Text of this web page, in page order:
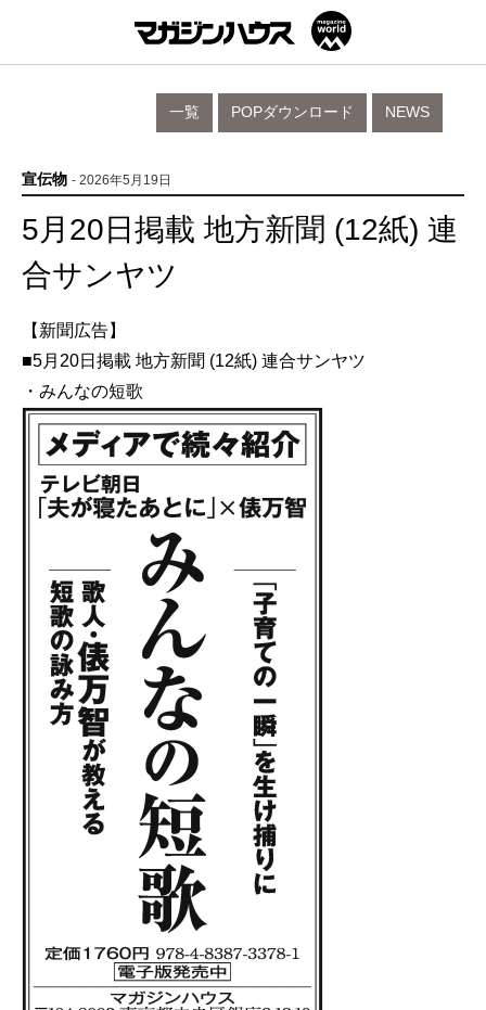
NEWS
POPダウンロード
一覧
宣伝物 - 2026年5月19日
5月20日掲載 地方新聞 (12紙) 連
合サンヤツ
【新聞広告】
■5月20日掲載 地方新聞 (12紙) 連合サンヤツ
・みんなの短歌